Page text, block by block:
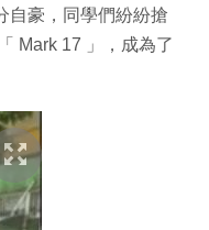
自豪，同學們紛紛搶
Mark 17 」，成為了